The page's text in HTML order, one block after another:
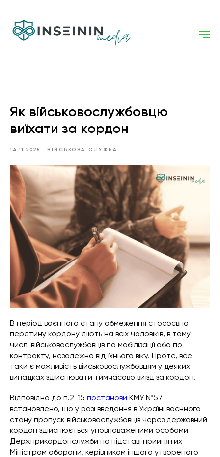
Як військовослужбовцю
виїхати за кордон
14.11.2025 ВІЙСЬКОВА СЛУЖБА
В період воєнного стану обмеження стососвно
перетину кордону діють на всіх чоловіків, в тому
числі військовослужбовців по мобілізації або по
контракту, незалежно від їхнього віку. Проте, все
таки є можливість військовослужбовцям у деяких
випадках здійснювати тимчасово виїзд за кордон.
Відповідно до п.2-15 постанови КМУ №57
встановлено, що у разі введення в Україні воєнного
стану пропуск військовослужбовців через державний
кордон здійснюється уповноваженими особами
Держприкордонслужби на підставі прийнятих
Міністром оборони, керівником іншого утвореного